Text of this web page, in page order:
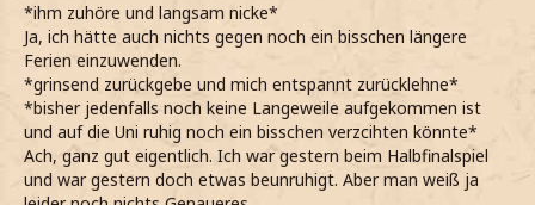
*ihm zuhöre und langsam nicke*
Ja, ich hätte auch nichts gegen noch ein bisschen längere
Ferien einzuwenden.
*grinsend zurückgebe und mich entspannt zurücklehne*
*bisher jedenfalls noch keine Langeweile aufgekommen ist
und auf die Uni ruhig noch ein bisschen verzcihten könnte*
Ach, ganz gut eigentlich. Ich war gestern beim Halbfinalspiel
und war gestern doch etwas beunruhigt. Aber man weiß ja